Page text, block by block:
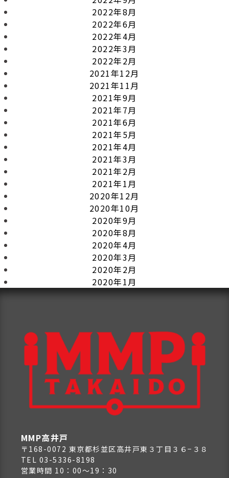
2022年8月
2022年6月
2022年4月
2022年3月
2022年2月
2021年12月
2021年11月
2021年9月
2021年7月
2021年6月
2021年5月
2021年4月
2021年3月
2021年2月
2021年1月
2020年12月
2020年10月
2020年9月
2020年8月
2020年4月
2020年3月
2020年2月
2020年1月
MMP高井戸
〒168-0072 東京都杉並区高井戸東３丁目３６−３８
TEL 03-5336-8198
営業時間 10：00～19：30